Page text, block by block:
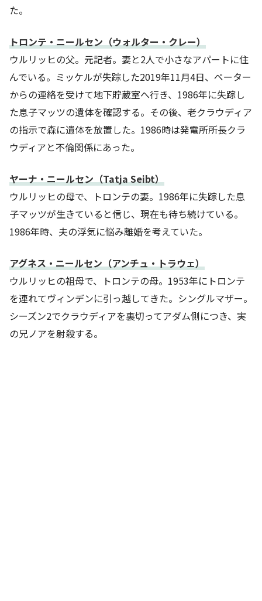
た。
トロンテ・ニールセン（ウォルター・クレー）
ウルリッヒの父。元記者。妻と2人で小さなアパートに住
んでいる。ミッケルが失踪した2019年11月4日、ペーター
からの連絡を受けて地下貯蔵室へ行き、1986年に失踪し
た息子マッツの遺体を確認する。その後、老クラウディア
の指示で森に遺体を放置した。1986時は発電所所長クラ
ウディアと不倫関係にあった。
ヤーナ・ニールセン（Tatja Seibt）
ウルリッヒの母で、トロンテの妻。1986年に失踪した息
子マッツが生きていると信じ、現在も待ち続けている。
1986年時、夫の浮気に悩み離婚を考えていた。
アグネス・ニールセン（アンチュ・トラウェ）
ウルリッヒの祖母で、トロンテの母。1953年にトロンテ
を連れてヴィンデンに引っ越してきた。シングルマザー。
シーズン2でクラウディアを裏切ってアダム側につき、実
の兄ノアを射殺する。